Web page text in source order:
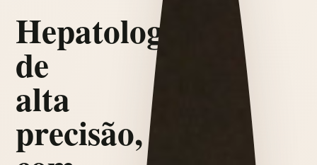
Hepatologia
de
alta
precisão,